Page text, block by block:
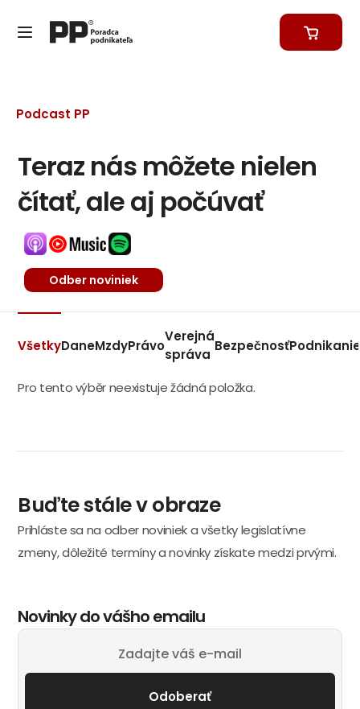
Podcast PP
Teraz nás môžete nielen
čítať, ale aj počúvať
Odber noviniek
VšetkyDaneMzdyPrávo
Verejná
správa
Bezpečnosť
Pro tento výběr neexistuje žádná položka.
Buďte stále v obraze
Prihláste sa na odber noviniek a všetky legislatívne
zmeny, dôležité termíny a novinky získate medzi prvými.
Novinky do vášho emailu
Odoberať